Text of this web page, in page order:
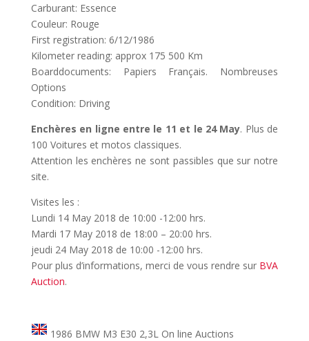
Carburant: Essence
Couleur: Rouge
First registration: 6/12/1986
Kilometer reading: approx 175 500 Km
Boarddocuments: Papiers Français. Nombreuses
Options
Condition: Driving
Enchères en ligne entre le 11 et le 24 May. Plus de
100 Voitures et motos classiques.
Attention les enchères ne sont passibles que sur notre
site.
Visites les :
Lundi 14 May 2018 de 10:00 -12:00 hrs.
Mardi 17 May 2018 de 18:00 – 20:00 hrs.
jeudi 24 May 2018 de 10:00 -12:00 hrs.
Pour plus d’informations, merci de vous rendre sur BVA
Auction.
1986 BMW M3 E30 2,3L On line Auctions